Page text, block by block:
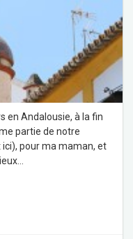
en Andalousie, à la fin
partie de notre
ici), pour ma maman, et